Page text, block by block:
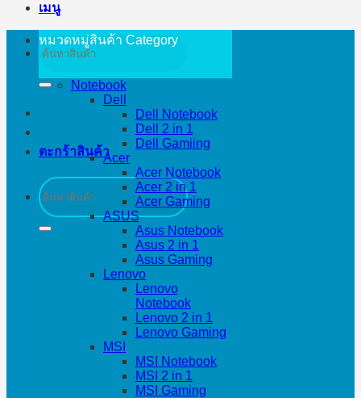
เมนู
ค้นหา:
ตะกร้าสินค้า
ค้นหา:
หมวดหมู่สินค้า Category
Notebook
Dell
Dell Notebook
Dell 2 in 1
Dell Gamiing
Acer
Acer Notebook
Acer 2 in 1
Acer Gaming
ASUS
Asus Notebook
Asus 2 in 1
Asus Gaming
Lenovo
Lenovo
Notebook
Lenovo 2 in 1
Lenovo Gaming
MSI
MSI Notebook
MSI 2 in 1
MSI Gaming